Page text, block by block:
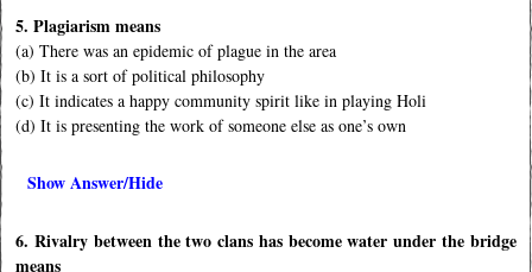
5. Plagiarism means
(a) There was an epidemic of plague in the area
(b) It is a sort of political philosophy
(c) It indicates a happy community spirit like in playing Holi
(d) It is presenting the work of someone else as one’s own
Show Answer/Hide
6. Rivalry between the two clans has become water under the bridge
means